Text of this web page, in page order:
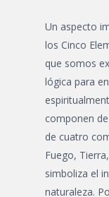
Un aspecto
los Cinco
que somos
lógica para
componen
de cuatro
Fuego,
simboliza el
naturaleza.